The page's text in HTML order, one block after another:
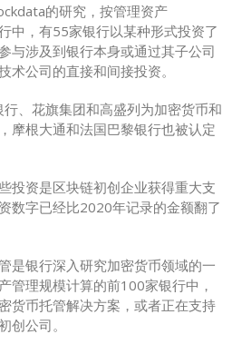
的研究，按管理资产
中，有55家银行以某种形式投资了
与涉及到银行本身或通过其子公司
术公司的直接和间接投资。
、花旗集团和高盛列为加密货币和
摩根大通和法国巴黎银行也被认定
投资是区块链初创企业获得重大支
数字已经比2020年记录的金额翻了
是银行深入研究加密货币领域的一
管理规模计算的前100家银行中，
货币托管解决方案，或者正在支持
创公司。